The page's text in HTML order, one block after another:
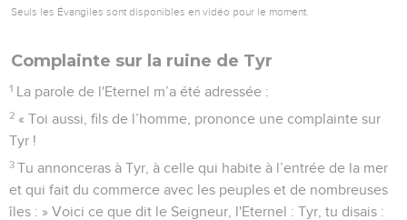
Seuls les Évangiles sont disponibles en vidéo pour le moment.
Complainte sur la ruine de Tyr
1 La parole de l'Eternel m’a été adressée :
2 « Toi aussi, fils de l’homme, prononce une complainte sur
Tyr !
3 Tu annonceras à Tyr, à celle qui habite à l’entrée de la mer
et qui fait du commerce avec les peuples et de nombreuses
îles : » Voici ce que dit le Seigneur, l'Eternel : Tyr, tu disais :